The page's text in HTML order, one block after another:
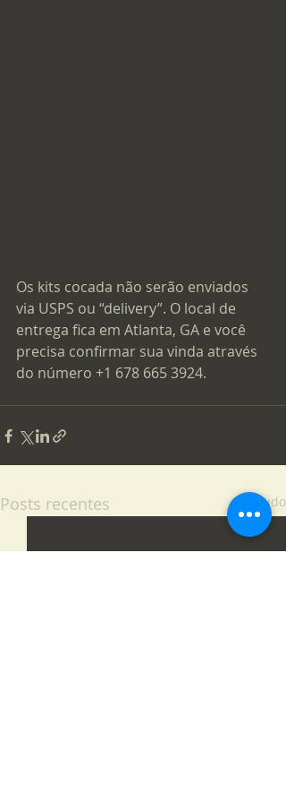
Os kits cocada não serão enviados
via USPS ou “delivery”. O local de
entrega fica em Atlanta, GA e você
precisa confirmar sua vinda através
do número +1 678 665 3924.
Posts recentes Ver tudo